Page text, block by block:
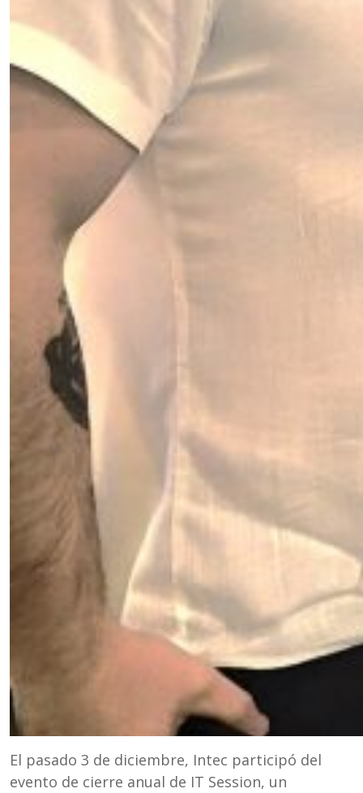
El pasado 3 de diciembre, Intec participó del
evento de cierre anual de IT Session, un